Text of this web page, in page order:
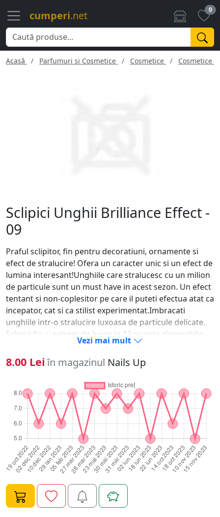
cumperi.net 0
Acasă Parfumuri si Cosmetice Cosmetice Cosmetice
Sclipici Unghii Brilliance Effect -
09
Praful sclipitor, fin pentru decoratiuni, ornamente si
efect de stralucire! Ofera un caracter unic si un efect de
lumina interesant!Unghiile care stralucesc cu un milion
de particule sunt un must have in acest sezon. Un efect
tentant si non-coplesitor pe care il puteti efectua atat ca
incepator, cat si ca stilist experimentat.Imbracati
unghiile intr-o stralucire luxoasa de particule delicate.
Sclipici fin si extrem de luxos in 13 nuante disponibile -
alegeti-l pe cel de vis si bucurati-va de finisajul moale si
matasos al gliteruluiSclipiciul stralucitor este extrem de
usor de aplicat! Doar presarati-l pe o suprafata umeda
si uscati-l in lampa cu led / uv. Atunci vom realiza efectul
de inghet. A doua metoda de aplicare este sa frecati
usor in stratul de dispersie al bazei / culorii / stratului
superior, apoi acoperiti cu stratul superior si uscati din
nou, urmand ca suprafata unghiei sa ramana neteda si
modelul va semana cu o mie de particule mici
sclipitoareDaca doriti sa utilizati gliterul pentru a
decora unghiile- doar aplicati culoarea si presarati
gliterul pe stratul neuscat. La sfarsit aplicati Top Coat
uscati in lampa UV/LEDCapacitate: greutate neta a
polenului aprox.1 g, polen ambalat intr-un borcan de 3
ml
Vezi mai mult
8.00 Lei în magazinul Nails Up